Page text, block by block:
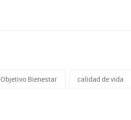
Objetivo Bienestar calidad de vida